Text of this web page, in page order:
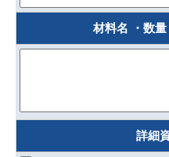
材料名 ・数
詳細